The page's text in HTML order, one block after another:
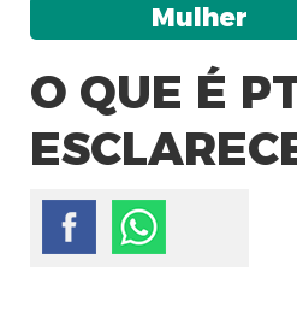
Mulher
O QUE É